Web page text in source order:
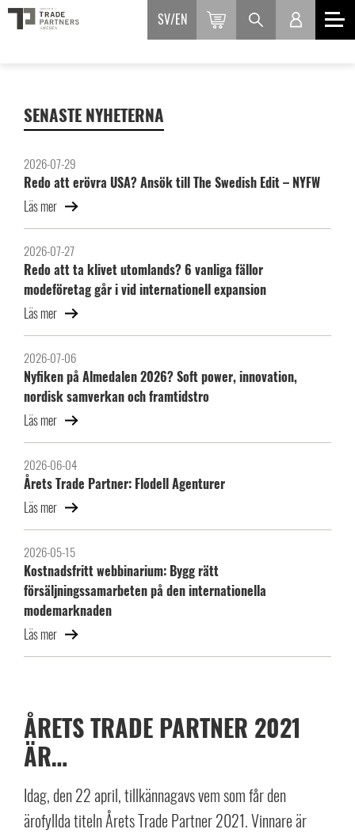
SV EN
SENASTE NYHETERNA
2026-07-29
Redo att erövra USA? Ansök till The Swedish Edit – NYFW
Läs mer
2026-07-27
Redo att ta klivet utomlands? 6 vanliga fällor
modeföretag går i vid internationell expansion
Läs mer
2026-07-06
Nyfiken på Almedalen 2026? Soft power, innovation,
nordisk samverkan och framtidstro
Läs mer
2026-06-04
Årets Trade Partner: Flodell Agenturer
Läs mer
2026-05-15
Kostnadsfritt webbinarium: Bygg rätt
försäljningssamarbeten på den internationella
modemarknaden
Läs mer
ÅRETS TRADE PARTNER 2021
ÄR…
Idag, den 22 april, tillkännagavs vem som får den
ärofyllda titeln Årets Trade Partner 2021. Vinnare är